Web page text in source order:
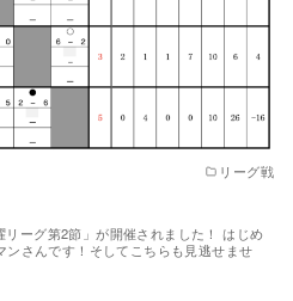
リーグ戦
ーグ第2節」が開催されました！ はじめ
さんです！そしてこちらも見逃せませ